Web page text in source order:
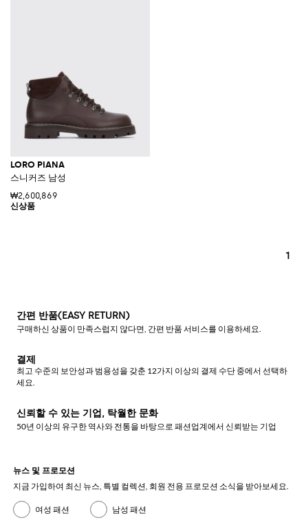
LORO PIANA
스니커즈 남성
₩2,600,869
1
간편 반품(EASY RETURN)
구매하신 상품이 만족스럽지 않다면, 간편 반품 서비스를 이용하세요.
결제
최고 수준의 보안성과 범용성을 갖춘 12가지 이상의 결제 수단 중에서 선택하
세요.
신뢰할 수 있는 기업, 탁월한 문화
50년 이상의 유구한 역사와 전통을 바탕으로 패션업계에서 신뢰받는 기업
뉴스 및 프로모션
지금 가입하여 최신 뉴스, 특별 컬렉션, 회원 전용 프로모션 소식을 받아보세요.
여성 패션 남성 패션